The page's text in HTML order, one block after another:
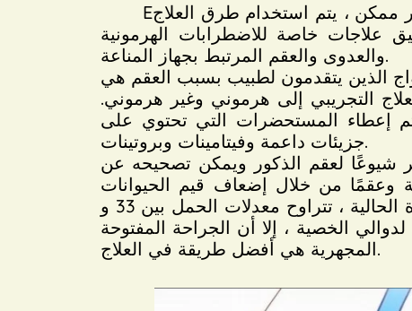
Eيمكن علاج العقم عند الرجال طبيا أو جراحيا. في الحالات التي يكون فيها العلاج غير ناجح أو غير ممكن ، يتم استخدام طرق العلاج
علاجات خاصة للاضطرابات الهرمونية
والعدوى والعقم المرتبط بجهاز المناعة.
الذين يتقدمون لطبيب بسبب العقم هي
في إنجلترا ، و 62٪ في تركيا. ينقسم العلاج التجريبي إلى هرموني وغير هرموني.
يتم إعطاء المستحضرات التي تحتوي على
جزيئات داعمة وفيتامينات وبروتينات.
شيوعًا لعقم الذكور ويمكن تصحيحه عن
وعقمًا من خلال إضعاف قيم الحيوانات
المنوية. يسبب عدد الحيوانات المنوية في السائل المنوي الحركة والتشوه. في السلسلة الكبيرة الحالية ، تتراوح معدلات الحمل بين 33 و
الخصية ، إلا أن الجراحة المفتوحة
المجهرية هي أفضل طريقة في العلاج.